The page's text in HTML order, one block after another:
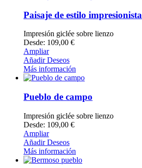
Paisaje de estilo impresionista
Impresión giclée sobre lienzo
Desde: 109,00 €
Ampliar
Añadir Deseos
Más información
Pueblo de campo
Impresión giclée sobre lienzo
Desde: 109,00 €
Ampliar
Añadir Deseos
Más información